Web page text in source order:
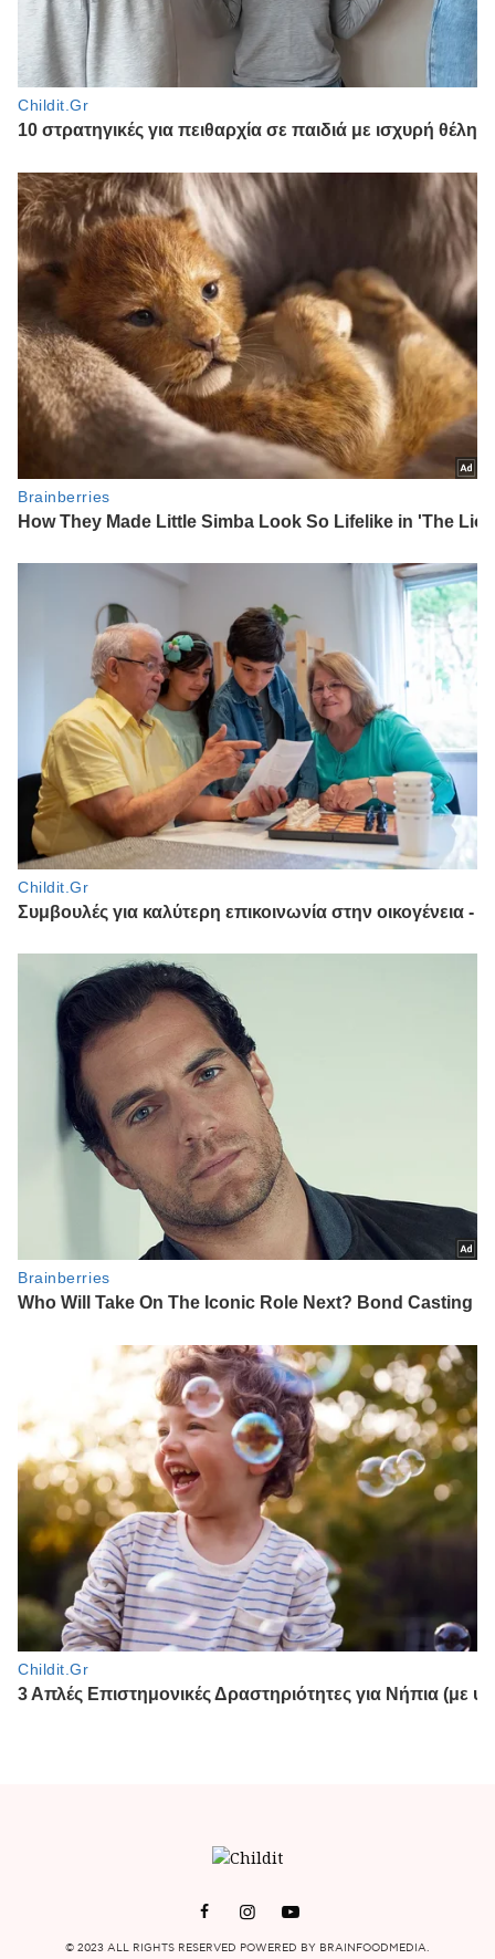
© 2023 ALL RIGHTS RESERVED POWERED BY BRAINFOODMEDIA.